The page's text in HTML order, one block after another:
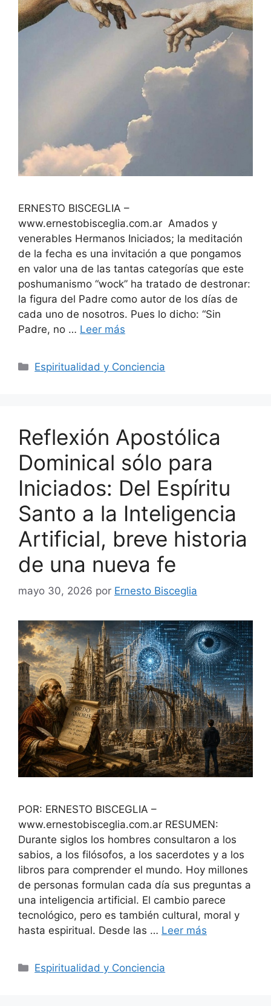
ERNESTO BISCEGLIA –
www.ernestobisceglia.com.ar Amados y
venerables Hermanos Iniciados; la meditación
de la fecha es una invitación a que pongamos
en valor una de las tantas categorías que este
poshumanismo “wock” ha tratado de destronar:
la figura del Padre como autor de los días de
cada uno de nosotros. Pues lo dicho: “Sin
Padre, no … Leer más
Categorías
Espiritualidad y Conciencia
Reflexión Apostólica
Dominical sólo para
Iniciados: Del Espíritu
Santo a la Inteligencia
Artificial, breve historia
de una nueva fe
mayo 30, 2026 por Ernesto Bisceglia
POR: ERNESTO BISCEGLIA –
www.ernestobisceglia.com.ar RESUMEN:
Durante siglos los hombres consultaron a los
sabios, a los filósofos, a los sacerdotes y a los
libros para comprender el mundo. Hoy millones
de personas formulan cada día sus preguntas a
una inteligencia artificial. El cambio parece
tecnológico, pero es también cultural, moral y
hasta espiritual. Desde las … Leer más
Categorías
Espiritualidad y Conciencia